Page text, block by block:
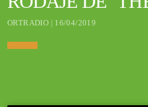
ORTRADIO | 16/04/2019